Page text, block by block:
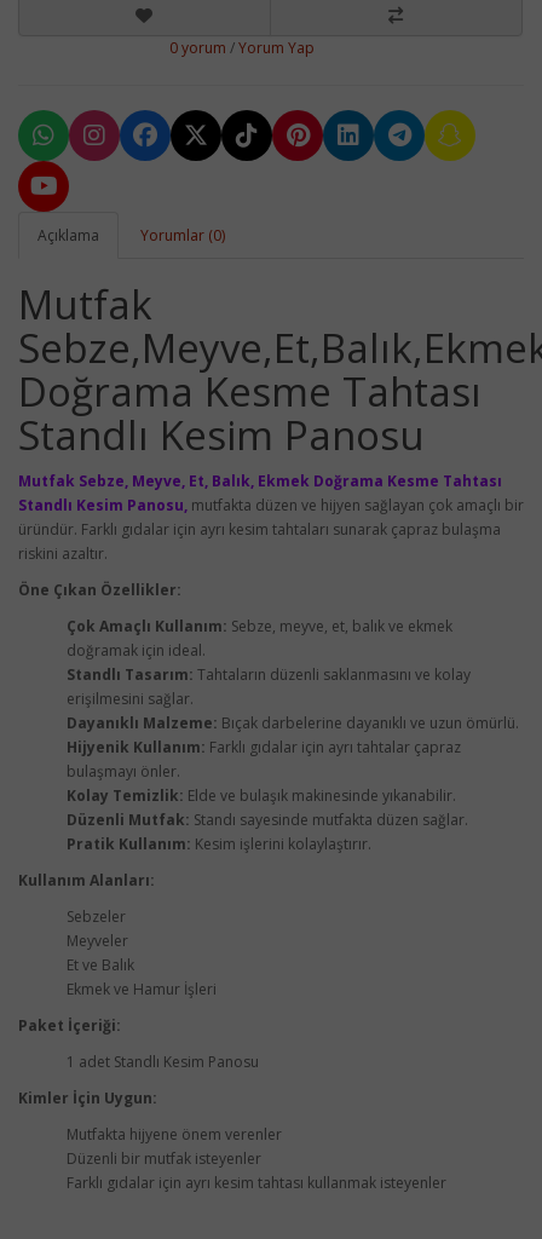
0 yorum /Yorum Yap
Açıklama Yorumlar (0)
Mutfak
Doğrama Kesme Tahtası
Standlı Kesim Panosu
Mutfak Sebze, Meyve, Et, Balık, Ekmek Doğrama Kesme Tahtası
Standlı Kesim Panosu, mutfakta düzen ve hijyen sağlayan çok amaçlı bir
üründür. Farklı gıdalar için ayrı kesim tahtaları sunarak çapraz bulaşma
riskini azaltır.
Öne Çıkan Özellikler:
Çok Amaçlı Kullanım: Sebze, meyve, et, balık ve ekmek
doğramak için ideal.
Standlı Tasarım: Tahtaların düzenli saklanmasını ve kolay
erişilmesini sağlar.
Dayanıklı Malzeme: Bıçak darbelerine dayanıklı ve uzun ömürlü.
Hijyenik Kullanım: Farklı gıdalar için ayrı tahtalar çapraz
bulaşmayı önler.
Kolay Temizlik: Elde ve bulaşık makinesinde yıkanabilir.
Düzenli Mutfak: Standı sayesinde mutfakta düzen sağlar.
Pratik Kullanım: Kesim işlerini kolaylaştırır.
Kullanım Alanları:
Sebzeler
Meyveler
Et ve Balık
Ekmek ve Hamur İşleri
Paket İçeriği:
1 adet Standlı Kesim Panosu
Kimler İçin Uygun:
Mutfakta hijyene önem verenler
Düzenli bir mutfak isteyenler
Farklı gıdalar için ayrı kesim tahtası kullanmak isteyenler